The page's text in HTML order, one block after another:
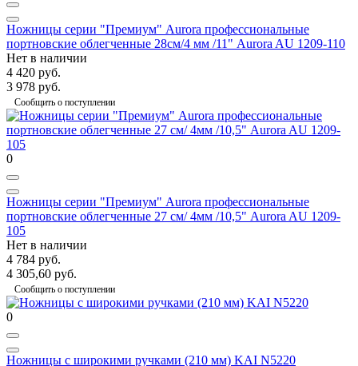
Ножницы серии "Премиум" Aurora профессиональные
портновские облегченные 28см/4 мм /11" Aurora AU 1209-110
Нет в наличии
4 420 руб.
3 978 руб.
Сообщить о поступлении
0
Ножницы серии "Премиум" Aurora профессиональные
портновские облегченные 27 см/ 4мм /10,5" Aurora AU 1209-
105
Нет в наличии
4 784 руб.
4 305,60 руб.
Сообщить о поступлении
0
Ножницы с широкими ручками (210 мм) KAI N5220